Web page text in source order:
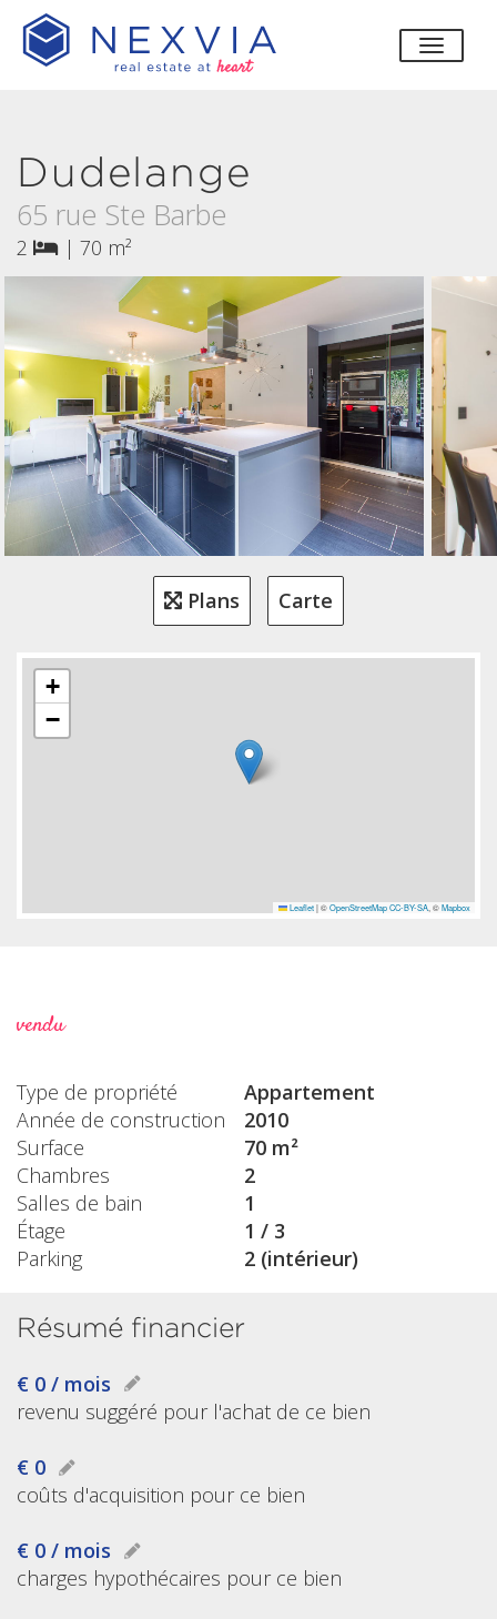
Dudelange
65 rue Ste Barbe
2 | 70 m²
Plans Carte
+
−
Leaflet |©OpenStreetMap CC-BY-SA, ©Mapbox
vendu
Type de propriété
Appartement
Année de construction
2010
Surface
70 m²
Chambres
2
Salles de bain
1
Étage
1 / 3
Parking
2 (intérieur)
Résumé financier
€ 0 / mois
revenu suggéré pour l'achat de ce bien
€ 0
coûts d'acquisition pour ce bien
€ 0 / mois
charges hypothécaires pour ce bien